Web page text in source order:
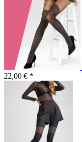
22,00 € *